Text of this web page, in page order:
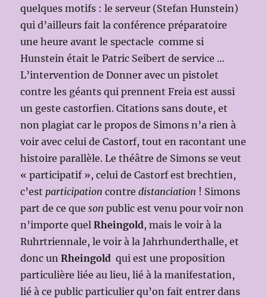
quelques motifs : le serveur (Stefan Hunstein)
qui d’ailleurs fait la conférence préparatoire
une heure avant le spectacle comme si
Hunstein était le Patric Seibert de service …
L’intervention de Donner avec un pistolet
contre les géants qui prennent Freia est aussi
un geste castorfien. Citations sans doute, et
non plagiat car le propos de Simons n’a rien à
voir avec celui de Castorf, tout en racontant une
histoire parallèle. Le théâtre de Simons se veut
« participatif », celui de Castorf est brechtien,
c’est participation contredistanciation ! Simons
part de ce queson public est venu pour voir non
n’importe quelRheingold, mais le voir à la
Ruhrtriennale, le voir à la Jahrhunderthalle, et
donc un Rheingold qui est une proposition
particulière liée au lieu, lié à la manifestation,
lié à ce public particulier qu’on fait entrer dans